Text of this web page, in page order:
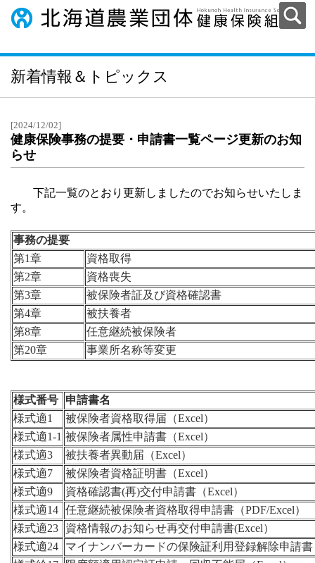
新着情報＆トピックス
[2024/12/02]
健康保険事務の提要・申請書一覧ページ更新のお知
らせ
下記一覧のとおり更新しましたのでお知らせいたしま
す。
事務の提要
第1章
資格取得
第2章
資格喪失
第3章
被保険者証及び資格確認書
第4章
被扶養者
第8章
任意継続被保険者
第20章
事業所名称等変更
様式番号
申請書名
様式適1
被保険者資格取得届（Excel）
様式適1-1 被保険者属性申請書（Excel）
様式適3
被扶養者異動届（Excel）
様式適7
被保険者資格証明書（Excel）
様式適9
資格確認書(再)交付申請書（Excel）
様式適14 任意継続被保険者資格取得申請書（PDF/Excel）
様式適23
資格情報のお知らせ再交付申請書(Excel）
様式適24
マイナンバーカードの保険証利用登録解除申請書